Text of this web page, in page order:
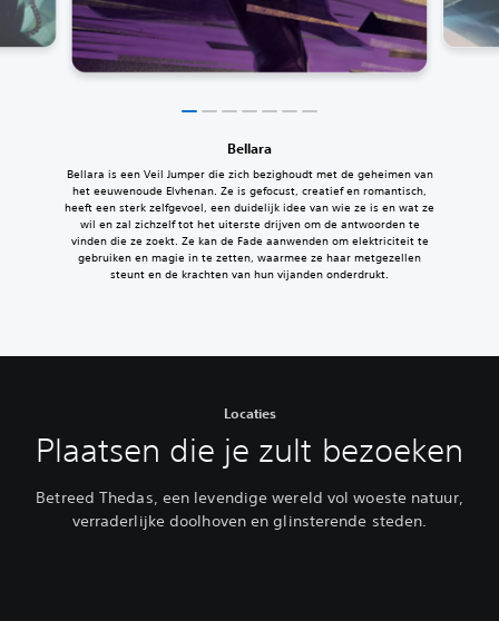
Bellara
Bellara is een Veil Jumper die zich bezighoudt met de geheimen van
het eeuwenoude Elvhenan. Ze is gefocust, creatief en romantisch,
heeft een sterk zelfgevoel, een duidelijk idee van wie ze is en wat ze
wil en zal zichzelf tot het uiterste drijven om de antwoorden te
vinden die ze zoekt. Ze kan de Fade aanwenden om elektriciteit te
gebruiken en magie in te zetten, waarmee ze haar metgezellen
steunt en de krachten van hun vijanden onderdrukt.
Locaties
Plaatsen die je zult bezoeken
Betreed Thedas, een levendige wereld vol woeste natuur,
verraderlijke doolhoven en glinsterende steden.